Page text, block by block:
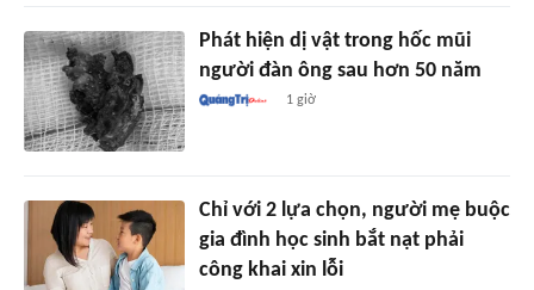
Phát hiện dị vật trong hốc mũi
người đàn ông sau hơn 50 năm
1 giờ
Chỉ với 2 lựa chọn, người mẹ buộc
gia đình học sinh bắt nạt phải
công khai xin lỗi